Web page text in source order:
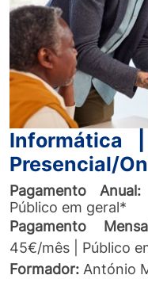
Informática
Presencial/
Pagamento Anual:
Público em geral*
Pagamento
45€/mês | Público
Formador: António